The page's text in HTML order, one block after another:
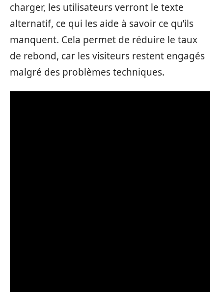
charger, les utilisateurs verront le texte
alternatif, ce qui les aide à savoir ce qu’ils
manquent. Cela permet de réduire le taux
de rebond, car les visiteurs restent engagés
malgré des problèmes techniques.